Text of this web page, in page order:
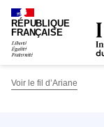
Panneau de gestion
RÉPUBLIQUE
FRANÇAISE
Voir le fil d’Ariane